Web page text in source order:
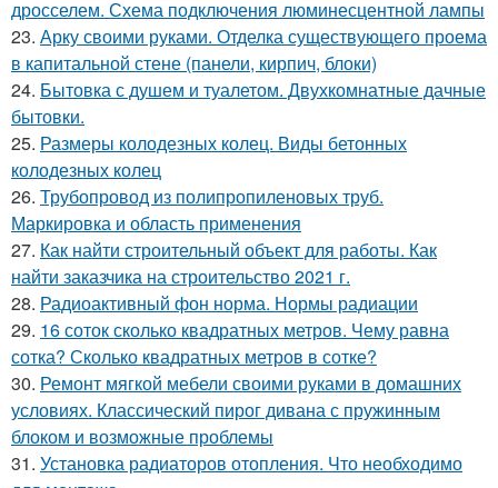
дросселем. Схема подключения люминесцентной лампы
23. Арку своими руками. Отделка существующего проема
в капитальной стене (панели, кирпич, блоки)
24. Бытовка с душем и туалетом. Двухкомнатные дачные
бытовки.
25. Размеры колодезных колец. Виды бетонных
колодезных колец
26. Трубопровод из полипропиленовых труб.
Маркировка и область применения
27. Как найти строительный объект для работы. Как
найти заказчика на строительство 2021 г.
28. Радиоактивный фон норма. Нормы радиации
29. 16 соток сколько квадратных метров. Чему равна
сотка? Сколько квадратных метров в сотке?
30. Ремонт мягкой мебели своими руками в домашних
условиях. Классический пирог дивана с пружинным
блоком и возможные проблемы
31. Установка радиаторов отопления. Что необходимо